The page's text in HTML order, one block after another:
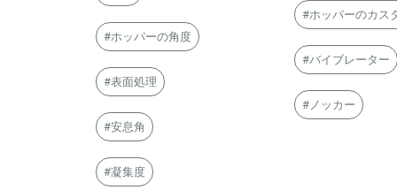
#ホッパーの角度
#表面処理
#安息角
#凝集度
#ホッパーのカス
#バイブレーター
#ノッカー